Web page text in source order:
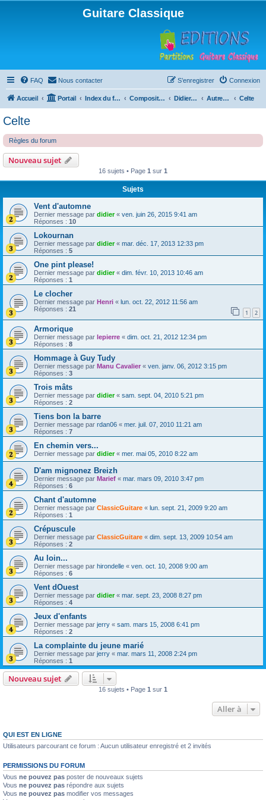
Guitare Classique
FAQ Nous contacter Connexion
S’enregistrer
Accueil Portail Index du forum Compositions Didierland Autres musiques Celte
Celte
Règles du forum
Nouveau sujet
16 sujets • Page 1 sur 1
Sujets
Vent d'automne
Dernier message par didier« ven. juin 26, 2015 9:41 am
Réponses : 10
Lokournan
Dernier message par didier« mar. déc. 17, 2013 12:33 pm
Réponses : 5
One pint please!
Dernier message par didier« dim. févr. 10, 2013 10:46 am
Réponses : 1
Le clocher
Dernier message par Henri « lun. oct. 22, 2012 11:56 am
Réponses : 21 1 2
Armorique
Dernier message par lepierre « dim. oct. 21, 2012 12:34 pm
Réponses : 8
Hommage à Guy Tudy
Dernier message par Manu Cavalier « ven. janv. 06, 2012 3:15 pm
Réponses : 3
Trois mâts
Dernier message par didier« sam. sept. 04, 2010 5:21 pm
Réponses : 2
Tiens bon la barre
Dernier message par rdan06 « mer. juil. 07, 2010 11:21 am
Réponses : 7
En chemin vers...
Dernier message par didier« mer. mai 05, 2010 8:22 am
D'am mignonez Breizh
Dernier message par Marief « mar. mars 09, 2010 3:47 pm
Réponses : 6
Chant d'automne
Dernier message par ClassicGuitare « lun. sept. 21, 2009 9:20 am
Réponses : 1
Crépuscule
Dernier message par ClassicGuitare « dim. sept. 13, 2009 10:54 am
Réponses : 2
Au loin...
Dernier message par hirondelle « ven. oct. 10, 2008 9:00 am
Réponses : 6
Vent dOuest
Dernier message par didier« mar. sept. 23, 2008 8:27 pm
Réponses : 4
Jeux d'enfants
Dernier message par jerry « sam. mars 15, 2008 6:41 pm
Réponses : 2
La complainte du jeune marié
Dernier message par jerry « mar. mars 11, 2008 2:24 pm
Réponses : 1
Nouveau sujet
16 sujets • Page 1 sur 1
Aller à
QUI EST EN LIGNE
Utilisateurs parcourant ce forum : Aucun utilisateur enregistré et 2 invités
PERMISSIONS DU FORUM
Vous ne pouvez pas poster de nouveaux sujets
Vous ne pouvez pas répondre aux sujets
Vous ne pouvez pas modifier vos messages